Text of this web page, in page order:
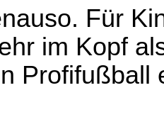
Für
im Kopf
Profifußball